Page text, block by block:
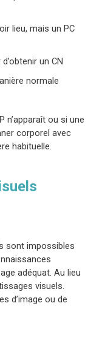
lieu, mais un PC
un CN
normale
n’apparaît ou si une
corporel avec
habituelle.
sont impossibles
adéquat. Au lieu
visuels.
d’image ou de